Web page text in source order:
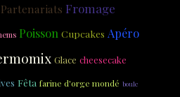
Partenariats Fromage
Poisson Cupcakes Apéro
Glace cheesecake
Fêta farine d'orge mondé boule